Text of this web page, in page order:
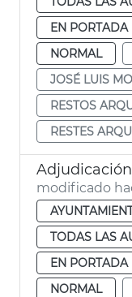
EN PORTADA
NORMAL
JOSÉ LUIS
RESTOS
RESTES
modificado
TODAS LAS
EN PORTADA
NORMAL